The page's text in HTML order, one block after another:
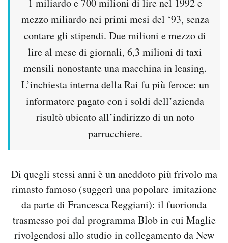
1 miliardo e 700 milioni di lire nel 1992 e
mezzo miliardo nei primi mesi del ‘93, senza
contare gli stipendi. Due milioni e mezzo di
lire al mese di giornali, 6,3 milioni di taxi
mensili nonostante una macchina in leasing.
L’inchiesta interna della Rai fu più feroce: un
informatore pagato con i soldi dell’azienda
risultò ubicato all’indirizzo di un noto
parrucchiere.
Di quegli stessi anni è un aneddoto più frivolo ma
rimasto famoso (suggerì una popolare imitazione
da parte di Francesca Reggiani): il fuorionda
trasmesso poi dal programma Blob in cui Maglie
rivolgendosi allo studio in collegamento da New